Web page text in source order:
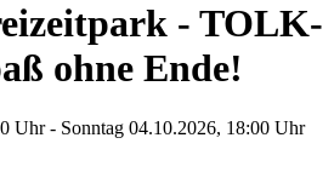
- TOLK-
ohne Ende!
Uhr - Sonntag 04.10.2026, 18:00 Uhr